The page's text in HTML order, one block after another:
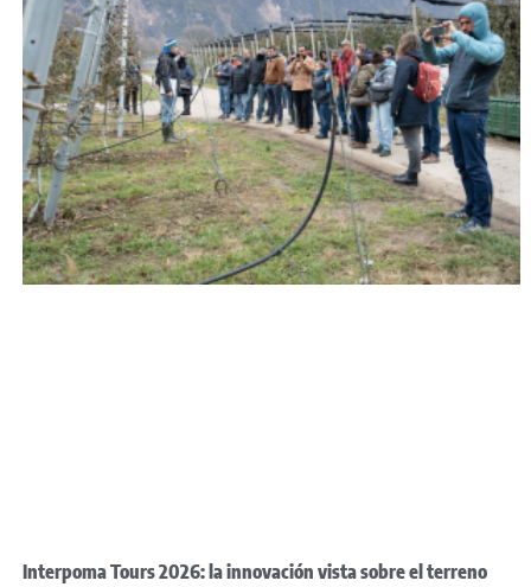
Interpoma Tours 2026: la innovación vista sobre el terreno